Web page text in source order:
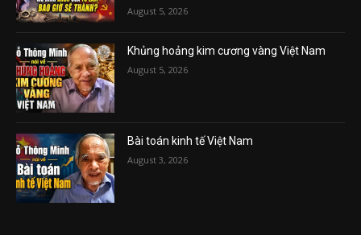
August 5, 2026
Khủng hoảng kim cương vàng Việt Nam
August 5, 2026
Bài toán kinh tế Việt Nam
August 3, 2026